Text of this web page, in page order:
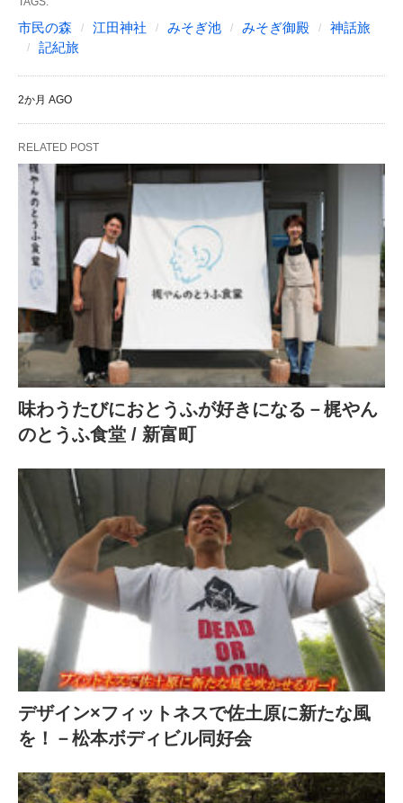
市民の森 江田神社 みそぎ池 みそぎ御殿
神話旅
記紀旅
2か月 AGO
RELATED POST
味わうたびにおとうふが好きになる－梶やん
のとうふ食堂 / 新富町
デザイン×フィットネスで佐土原に新たな風
を！－松本ボディビル同好会